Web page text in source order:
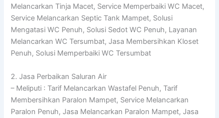
Melancarkan Tinja Macet, Service Memperbaiki WC Macet,
Service Melancarkan Septic Tank Mampet, Solusi
Mengatasi WC Penuh, Solusi Sedot WC Penuh, Layanan
Melancarkan WC Tersumbat, Jasa Membersihkan Kloset
Penuh, Solusi Memperbaiki WC Tersumbat
2. Jasa Perbaikan Saluran Air
– Meliputi : Tarif Melancarkan Wastafel Penuh, Tarif
Membersihkan Paralon Mampet, Service Melancarkan
Paralon Penuh, Jasa Melancarkan Paralon Mampet, Jasa